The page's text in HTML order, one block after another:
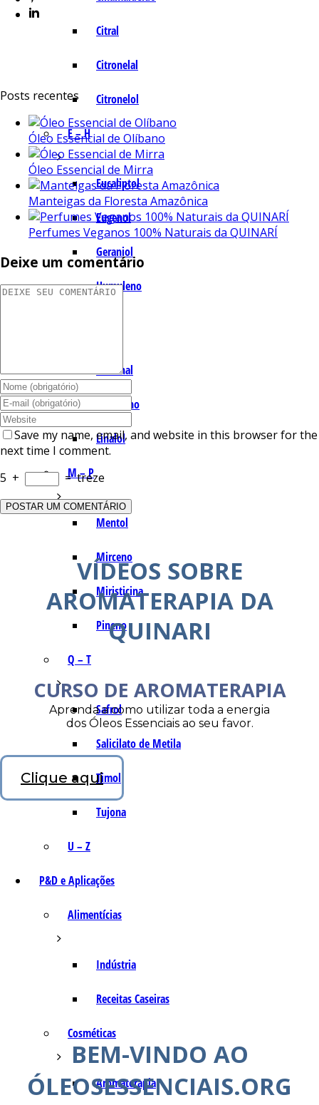
Citral
Citronelal
Citronelol
E – H
Eucaliptol
Eugenol
Geraniol
Humuleno
Lemonal
Limoneno
Linalol
M – P
Mentol
Mirceno
Miristicina
Pineno
Q – T
Safrol
Salicilato de Metila
Timol
Tujona
U – Z
P&D e Aplicações
Alimentícias
Indústria
Receitas Caseiras
Cosméticas
Aromaterapia
Posts recentes
Óleo Essencial de Olíbano
Óleo Essencial de Mirra
Manteigas da Floresta Amazônica
Perfumes Veganos 100% Naturais da QUINARÍ
Deixe um comentário
Save my name, email, and website in this browser for the
next time I comment.
5 + =treze
VÍDEOS SOBRE
AROMATERAPIA DA
QUINARI
CURSO DE AROMATERAPIA
Aprenda a como utilizar toda a energia
dos Óleos Essenciais ao seu favor.
Clique aqui
BEM-VINDO AO
ÓLEOSESSENCIAIS.ORG